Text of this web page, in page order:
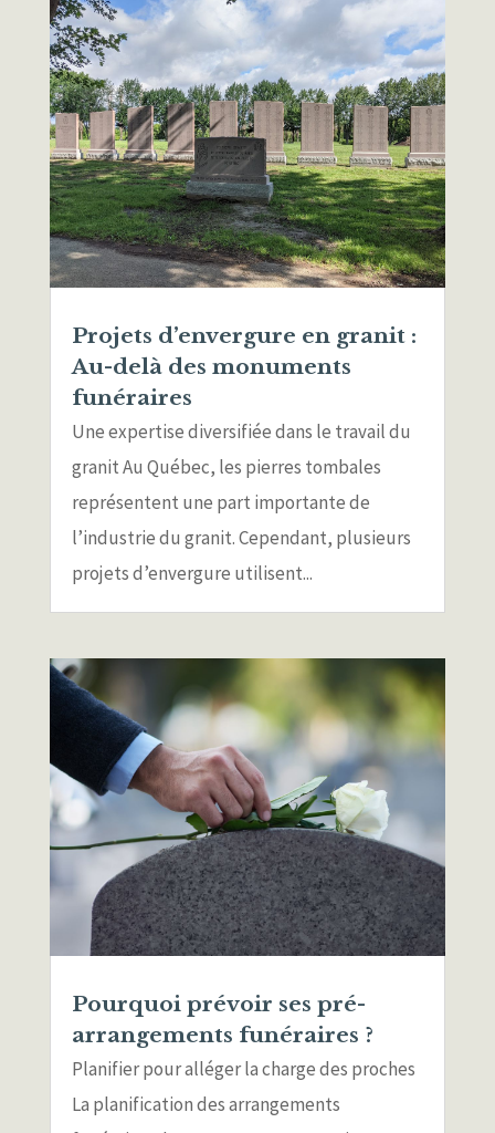
Projets d’envergure en granit :
Au-delà des monuments
funéraires
Une expertise diversifiée dans le travail du
granit Au Québec, les pierres tombales
représentent une part importante de
l’industrie du granit. Cependant, plusieurs
projets d’envergure utilisent...
Pourquoi prévoir ses pré-
arrangements funéraires ?
Planifier pour alléger la charge des proches
La planification des arrangements